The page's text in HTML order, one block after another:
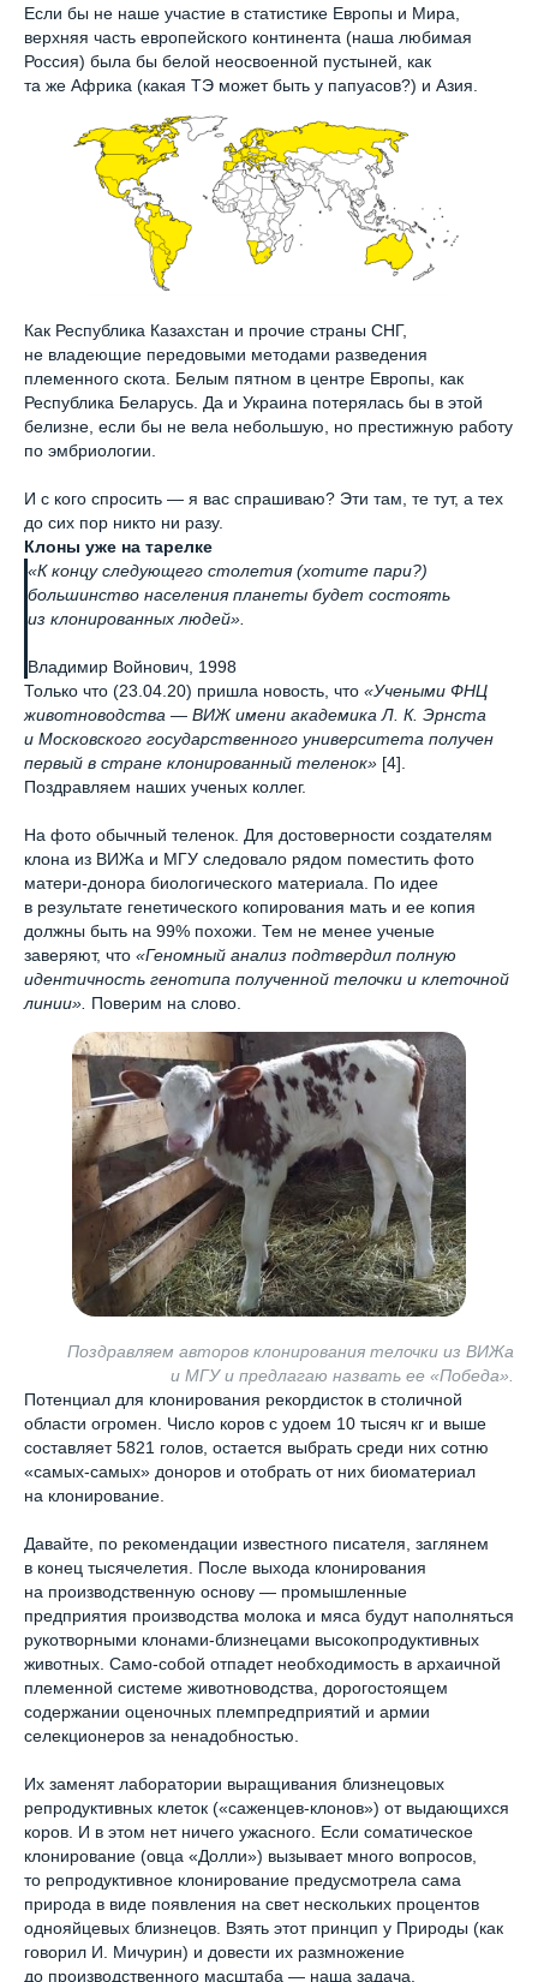
Если бы не наше участие в статистике Европы и Мира,
верхняя часть европейского континента (наша любимая
Россия) была бы белой неосвоенной пустыней, как
та же Африка (какая ТЭ может быть у папуасов?) и Азия.
Как Республика Казахстан и прочие страны СНГ,
не владеющие передовыми методами разведения
племенного скота. Белым пятном в центре Европы, как
Республика Беларусь. Да и Украина потерялась бы в этой
белизне, если бы не вела небольшую, но престижную работу
по эмбриологии.
И с кого спросить — я вас спрашиваю? Эти там, те тут, а тех
до сих пор никто ни разу.
Клоны уже на тарелке
«К концу следующего столетия (хотите пари?)
большинство населения планеты будет состоять
из клонированных людей».
Владимир Войнович, 1998
Только что (23.04.20) пришла новость, что «Учеными ФНЦ
животноводства — ВИЖ имени академика Л. К. Эрнста
и Московского государственного университета получен
первый в стране клонированный теленок» [4].
Поздравляем наших ученых коллег.
На фото обычный теленок. Для достоверности создателям
клона из ВИЖа и МГУ следовало рядом поместить фото
матери-донора биологического материала. По идее
в результате генетического копирования мать и ее копия
должны быть на 99% похожи. Тем не менее ученые
заверяют, что «Геномный анализ подтвердил полную
идентичность генотипа полученной телочки и клеточной
линии». Поверим на слово.
Поздравляем авторов клонирования телочки из ВИЖа
и МГУ и предлагаю назвать ее «Победа».
Потенциал для клонирования рекордисток в столичной
области огромен. Число коров с удоем 10 тысяч кг и выше
составляет 5821 голов, остается выбрать среди них сотню
«самых-самых» доноров и отобрать от них биоматериал
на клонирование.
Давайте, по рекомендации известного писателя, заглянем
в конец тысячелетия. После выхода клонирования
на производственную основу — промышленные
предприятия производства молока и мяса будут наполняться
рукотворными клонами-близнецами высокопродуктивных
животных. Само-собой отпадет необходимость в архаичной
племенной системе животноводства, дорогостоящем
содержании оценочных племпредприятий и армии
селекционеров за ненадобностью.
Их заменят лаборатории выращивания близнецовых
репродуктивных клеток («саженцев-клонов») от выдающихся
коров. И в этом нет ничего ужасного. Если соматическое
клонирование (овца «Долли») вызывает много вопросов,
то репродуктивное клонирование предусмотрела сама
природа в виде появления на свет нескольких процентов
однояйцевых близнецов. Взять этот принцип у Природы (как
говорил И. Мичурин) и довести их размножение
до производственного масштаба — наша задача.